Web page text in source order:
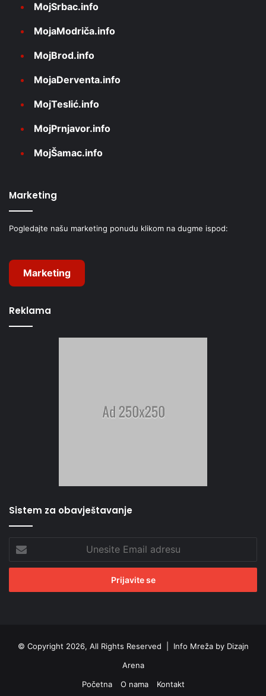
MojSrbac.info
MojaModriča.info
MojBrod.info
MojaDerventa.info
MojTeslić.info
MojPrnjavor.info
MojŠamac.info
Marketing
Pogledajte našu marketing ponudu klikom na dugme ispod:
Marketing
Reklama
Sistem za obavještavanje
Email
adresu
© Copyright 2026, All Rights Reserved | Info Mreža by Dizajn
Arena
Početna
O nama Kontakt